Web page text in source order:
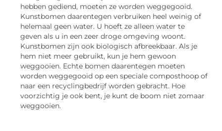
hebben gediend, moeten ze worden weggegooid.
Kunstbomen daarentegen verbruiken heel weinig of
helemaal geen water. U hoeft ze alleen water te
geven als u in een zeer droge omgeving woont.
Kunstbomen zijn ook biologisch afbreekbaar. Als je
hem niet meer gebruikt, kun je hem gewoon
weggooien. Echte bomen daarentegen moeten
worden weggegooid op een speciale composthoop of
naar een recyclingbedrijf worden gebracht. Hoe
voorzichtig je ook bent, je kunt de boom niet zomaar
weggooien.